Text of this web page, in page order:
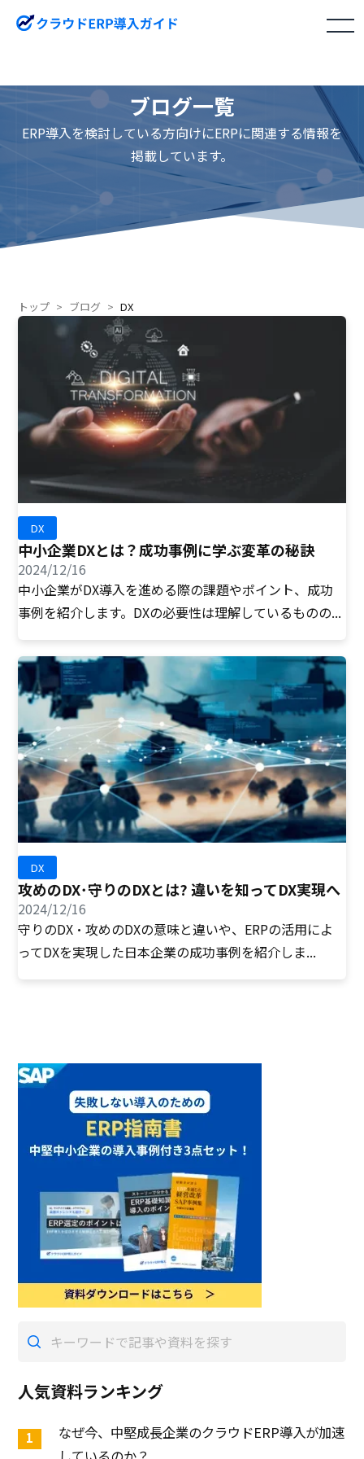
toggle
ブログ一覧
ERP導入を検討している方向けにERPに関連する情報を
掲載しています。
トップ ブログ DX
DX
中小企業DXとは？成功事例に学ぶ変革の秘訣
2024/12/16
中小企業がDX導入を進める際の課題やポイント、成功
事例を紹介します。DXの必要性は理解しているものの...
DX
攻めのDX･守りのDXとは? 違いを知ってDX実現へ
2024/12/16
守りのDX・攻めのDXの意味と違いや、ERPの活用によ
ってDXを実現した日本企業の成功事例を紹介しま...
人気資料ランキング
なぜ今、中堅成長企業のクラウドERP導入が加速